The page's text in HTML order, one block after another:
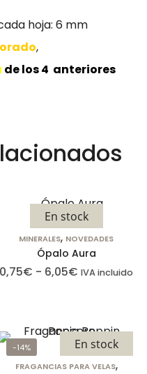
hoja: 6 mm
,
de los 4 anteriores
En stock
MINERALES, NOVEDADES
Ópalo Aura
0,75€ - 6,05€ IVA incluido
-14% En stock
FRAGANCIAS PARA VELAS,